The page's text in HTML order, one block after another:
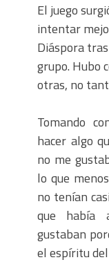
El juego
intentar
Diáspora
grupo. Hubo
otras, no
Tomando
hacer algo
no me
lo que
no tenían
que había
gustaban
el espíritu